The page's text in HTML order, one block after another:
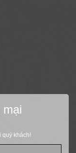
mại
quý khách!